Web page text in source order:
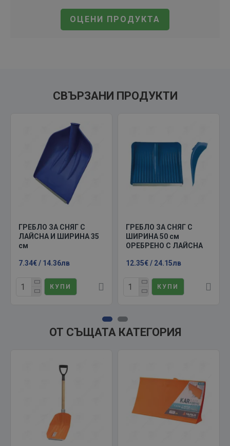
ОЦЕНИ ПРОДУКТА
СВЪРЗАНИ ПРОДУКТИ
ГРЕБЛО ЗА СНЯГ С
ЛАЙСНА И ШИРИНА 35
см
7.34€ / 14.36лв
КУПИ
ГРЕБЛО ЗА СНЯГ С
ШИРИНА 50 см
ОРЕБРЕНО С ЛАЙСНА
12.35€ / 24.15лв
КУПИ
ОТ СЪЩАТА КАТЕГОРИЯ